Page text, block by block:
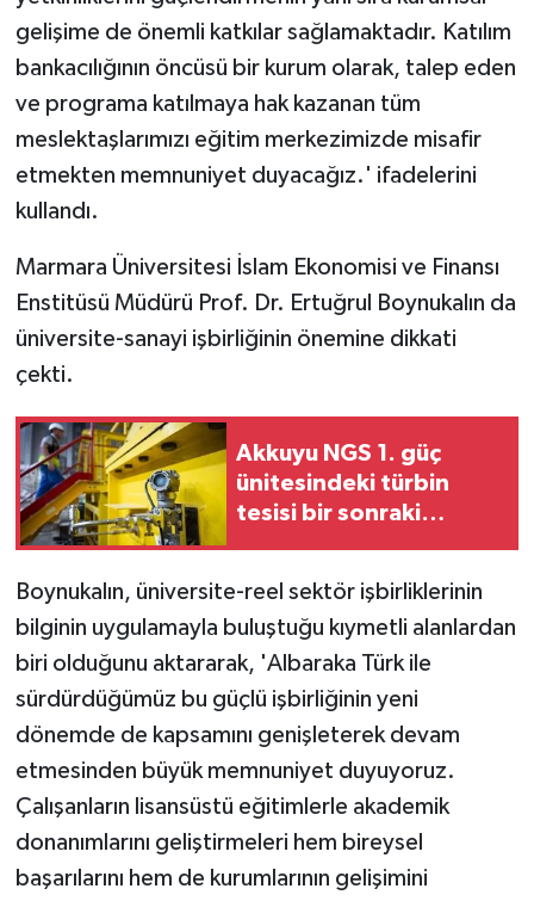
gelişime de önemli katkılar sağlamaktadır. Katılım
bankacılığının öncüsü bir kurum olarak, talep eden
ve programa katılmaya hak kazanan tüm
meslektaşlarımızı eğitim merkezimizde misafir
etmekten memnuniyet duyacağız.' ifadelerini
kullandı.
Marmara Üniversitesi İslam Ekonomisi ve Finansı
Enstitüsü Müdürü Prof. Dr. Ertuğrul Boynukalın da
üniversite-sanayi işbirliğinin önemine dikkati
çekti.
Akkuyu NGS 1. güç
ünitesindeki türbin
tesisi bir sonraki
Boynukalın, üniversite-reel sektör işbirliklerinin
bilginin uygulamayla buluştuğu kıymetli alanlardan
biri olduğunu aktararak, 'Albaraka Türk ile
sürdürdüğümüz bu güçlü işbirliğinin yeni
dönemde de kapsamını genişleterek devam
etmesinden büyük memnuniyet duyuyoruz.
Çalışanların lisansüstü eğitimlerle akademik
donanımlarını geliştirmeleri hem bireysel
başarılarını hem de kurumlarının gelişimini